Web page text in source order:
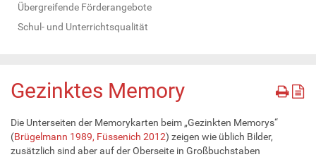
Übergreifende Förderangebote
Schul- und Unterrichtsqualität
Gezinktes Memory
Die Unterseiten der Memorykarten beim „Gezinkten Memorys“
(Brügelmann 1989, Füssenich 2012) zeigen wie üblich Bilder,
zusätzlich sind aber auf der Oberseite in Großbuchstaben